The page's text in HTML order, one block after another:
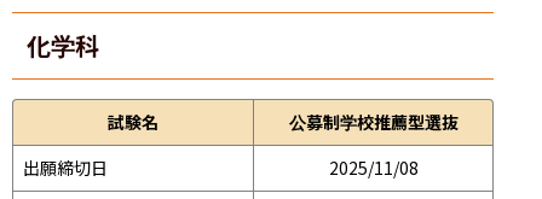
化学科
試験名
公募制学校推薦型選抜
出願締切日
2025/11/08